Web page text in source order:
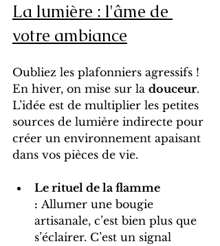
La lumière : l'âme de
votre ambiance
Oubliez les plafonniers agressifs !
En hiver, on mise sur la douceur.
L’idée est de multiplier les petites
sources de lumière indirecte pour
créer un environnement apaisant
dans vos pièces de vie.
Le rituel de la flamme
: Allumer une bougie
artisanale, c’est bien plus que
s’éclairer. C’est un signal